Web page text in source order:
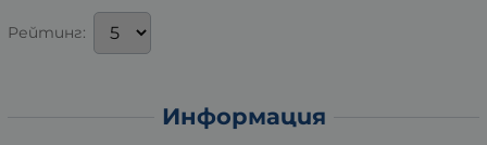
Рейтинг:
Информация